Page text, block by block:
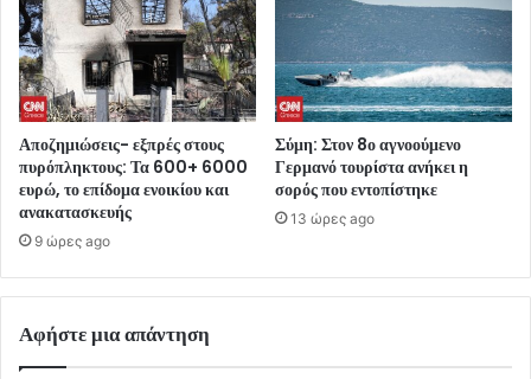
Αποζημιώσεις- εξπρές στους
πυρόπληκτους: Τα 600+ 6000
ευρώ, το επίδομα ενοικίου και
ανακατασκευής
9 ώρες ago
Σύμη: Στον 8ο αγνοούμενο
Γερμανό τουρίστα ανήκει η
σορός που εντοπίστηκε
13 ώρες ago
Αφήστε μια απάντηση